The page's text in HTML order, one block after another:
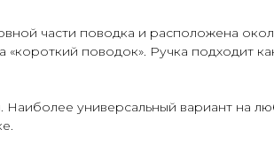
части поводка и расположена
поводок». Ручка подходит
универсальный вариант на